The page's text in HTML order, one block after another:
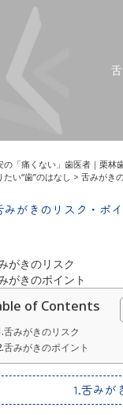
の「痛くない」歯医者｜栗林
たい“歯”のはなし > 舌みがき
みがきのリスク・ポ
がきのリスク
がきのポイント
of Contents
舌みがきのリスク
舌みがきのポイント
1.舌みが